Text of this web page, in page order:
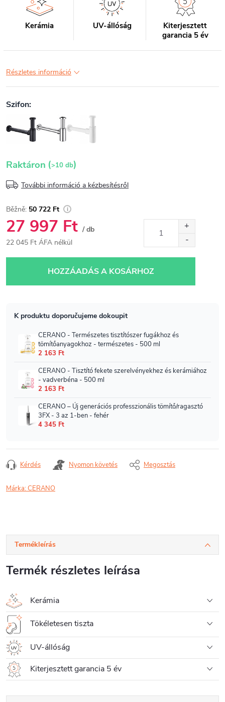
Kerámia UV-állóság
Kiterjesztett
garancia 5 év
Részletes információ
Raktáron (>10 db)
További információ a kézbesítésről
50 722 Ft
27 997 Ft / db
22 045 Ft ÁFA nélkül
HOZZÁADÁS A KOSÁRHOZ
Kérdés Nyomon követés Megosztás
Márka:CERANO
Termékleírás
Termék részletes leírása
Kerámia
Tökéletesen tiszta
UV-állóság
Kiterjesztett garancia 5 év